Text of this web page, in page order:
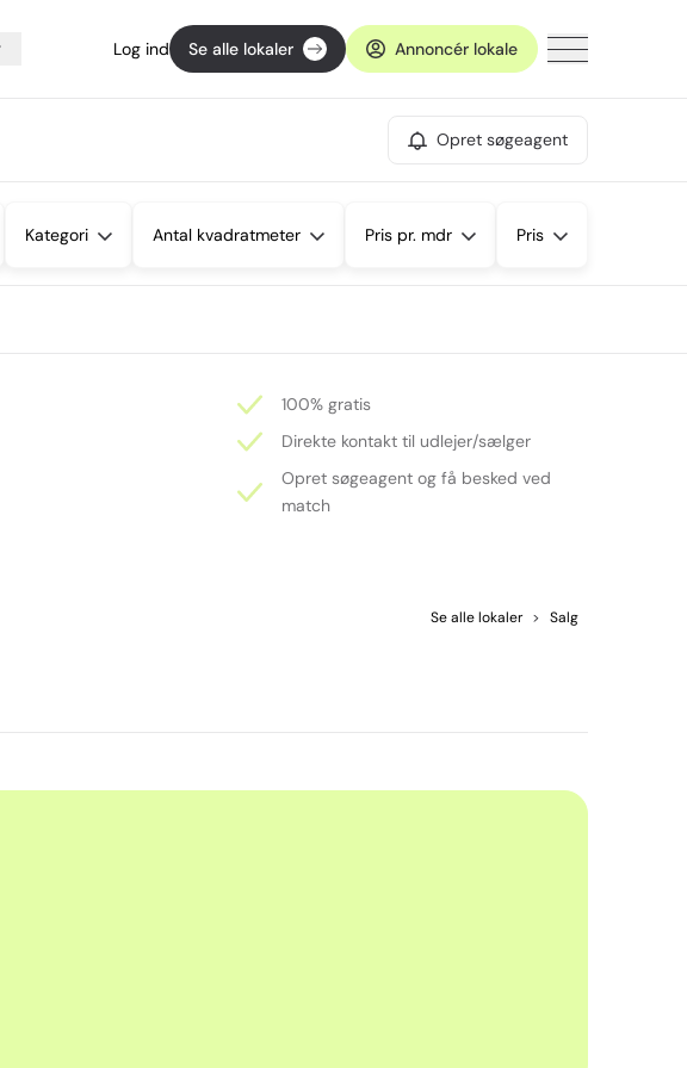
Log ind Se alle lokaler Annoncér lokale
Opret søgeagent
Kategori Antal kvadratmeter Pris pr. mdr Pris
100% gratis
Direkte kontakt til udlejer/sælger
Opret søgeagent og få besked ved
match
Se alle lokaler > Salg